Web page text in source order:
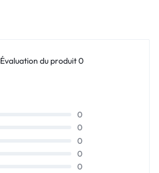
Évaluation du produit 0
0
0
0
0
0